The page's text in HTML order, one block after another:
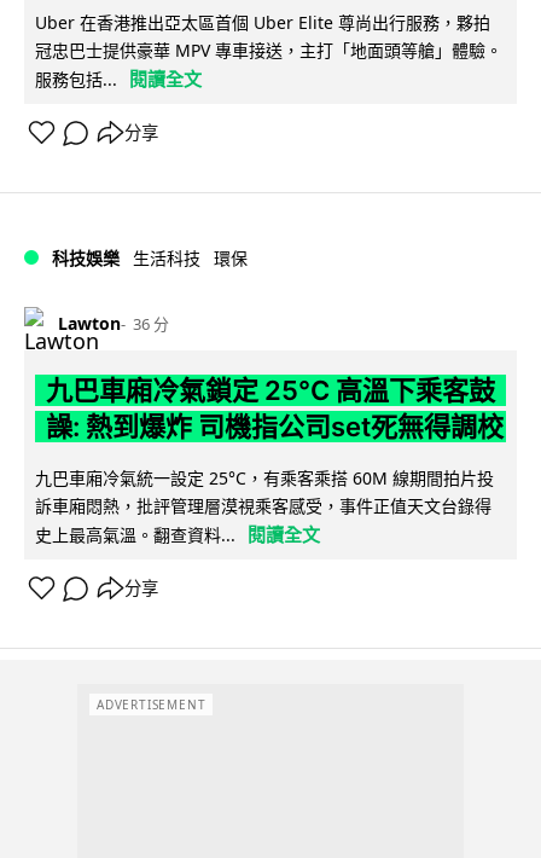
Uber 在香港推出亞太區首個 Uber Elite 尊尚出行服務，夥拍
冠忠巴士提供豪華 MPV 專車接送，主打「地面頭等艙」體驗。
服務包括...
閱讀全文
分享
科技娛樂 生活科技 環保
Lawton 36 分
九巴車廂冷氣鎖定 25°C 高溫下乘客鼓
譟: 熱到爆炸 司機指公司set死無得調校
九巴車廂冷氣統一設定 25°C，有乘客乘搭 60M 線期間拍片投
訴車廂悶熱，批評管理層漠視乘客感受，事件正值天文台錄得
史上最高氣溫。翻查資料...
閱讀全文
分享
ADVERTISEMENT